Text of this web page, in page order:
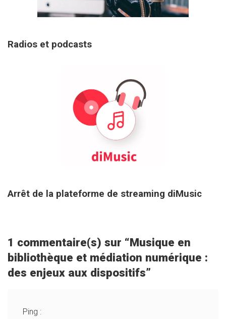
Radios et podcasts
Arrêt de la plateforme de streaming diMusic
1 commentaire(s) sur “Musique en
bibliothèque et médiation numérique :
des enjeux aux dispositifs”
Ping :